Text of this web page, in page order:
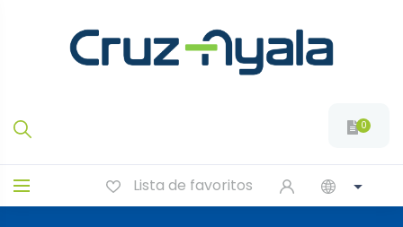
0
Lista de favoritos